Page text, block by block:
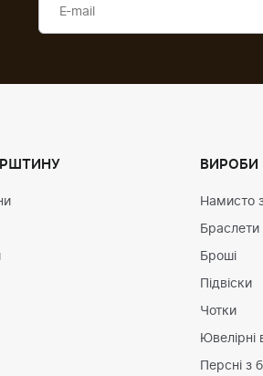
ВИРОБИ
Намисто
Браслети
Броші
Підвіски
Чотки
Ювелірні
Персні з